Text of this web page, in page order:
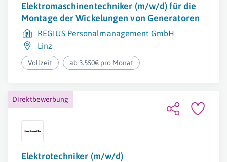
Elektromaschinentechniker (m/w/d) für die
Montage der Wickelungen von Generatoren
REGIUS Personalmanagement GmbH
Linz
Vollzeit ab 3.550€ pro Monat
Direktbewerbung
Elektrotechniker (m/w/d)